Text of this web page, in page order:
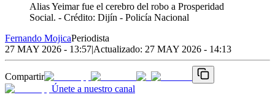
Alias Yeimar fue el cerebro del robo a Prosperidad
Social. - Crédito: Dijín - Policía Nacional
Fernando MojicaPeriodista
27 MAY 2026 - 13:57|Actualizado: 27 MAY 2026 - 14:13
Compartir
Únete a nuestro canal